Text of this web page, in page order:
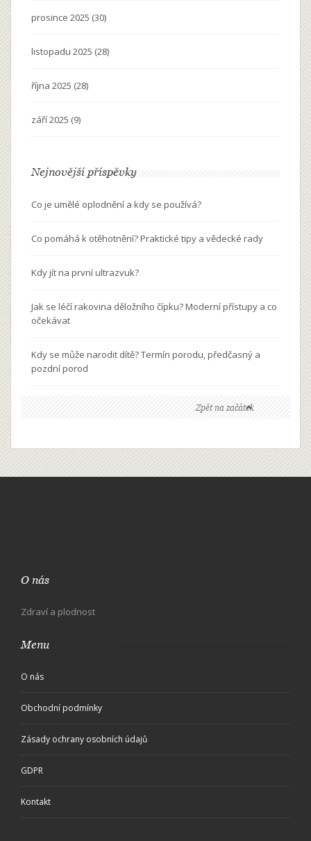
prosince 2025 (30)
listopadu 2025 (28)
října 2025 (28)
září 2025 (9)
Nejnovější příspěvky
Co je umělé oplodnění a kdy se používá?
Co pomáhá k otěhotnění? Praktické tipy a vědecké rady
Kdy jít na první ultrazvuk?
Jak se léčí rakovina děložního čípku? Moderní přístupy a co
očekávat
Kdy se může narodit dítě? Termín porodu, předčasný a
pozdní porod
Zpět na začátek
O nás
Zdraví a plodnost
Menu
O nás
Obchodní podmínky
Zásady ochrany osobních údajů
GDPR
Kontakt